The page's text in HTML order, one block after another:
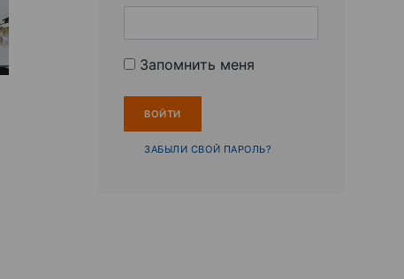
Запомнить меня
ЗАБЫЛИ СВОЙ ПАРОЛЬ?